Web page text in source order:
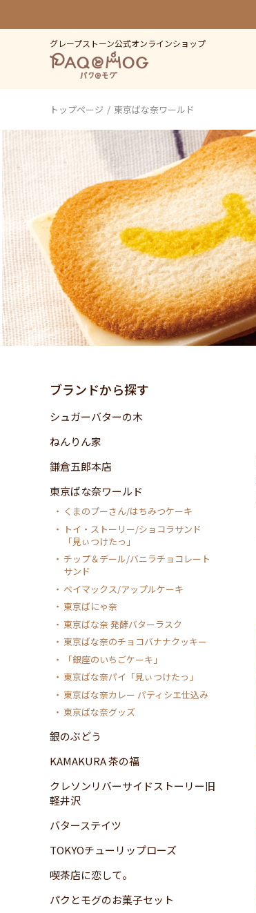
グレープストーン公式オンラインショップ
トップページ 東京ばな奈ワールド
ブランドから探す
シュガーバターの木
ねんりん家
鎌倉五郎本店
東京ばな奈ワールド
くまのプーさん/はちみつケーキ
トイ・ストーリー/ショコラサンド
「見ぃつけたっ」
チップ＆デール/バニラチョコレート
サンド
ベイマックス/アップルケーキ
東京ばにゃ奈
東京ばな奈 発酵バターラスク
東京ばな奈のチョコバナナクッキー
「銀座のいちごケーキ」
東京ばな奈パイ「見ぃつけたっ」
東京ばな奈カレー パティシエ仕込み
東京ばな奈グッズ
銀のぶどう
KAMAKURA 茶の福
クレソンリバーサイドストーリー旧
軽井沢
バターステイツ
TOKYOチューリップローズ
喫茶店に恋して。
パクとモグのお菓子セット